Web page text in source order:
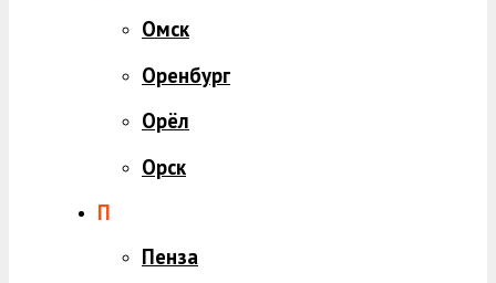
Омск
Оренбург
Орёл
Орск
П
Пенза